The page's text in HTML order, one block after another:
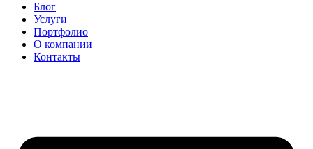
Блог
Услуги
Портфолио
О компании
Контакты